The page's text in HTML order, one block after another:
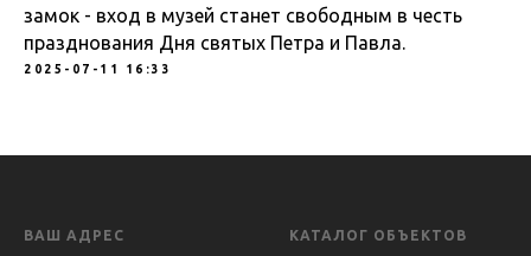
замок - вход в музей станет свободным в честь
празднования Дня святых Петра и Павла.
2025-07-11 16:33
ВАШ АДРЕС КАТАЛОГ ОБЪЕКТОВ